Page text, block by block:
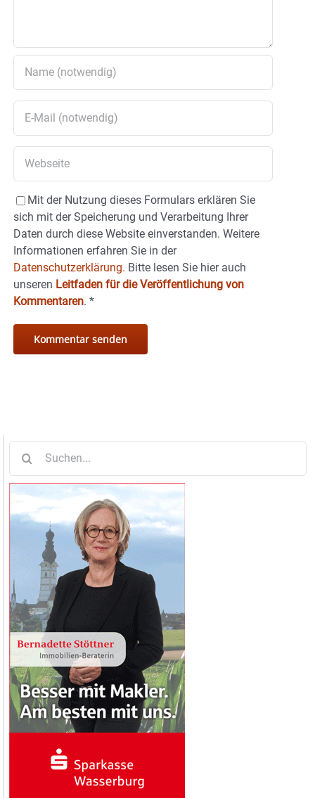
Mit der Nutzung dieses Formulars erklären Sie
sich mit der Speicherung und Verarbeitung Ihrer
Daten durch diese Website einverstanden. Weitere
Informationen erfahren Sie in der
Datenschutzerklärung. Bitte lesen Sie hier auch
unseren Leitfaden für die Veröffentlichung von
Kommentaren. *
nach: